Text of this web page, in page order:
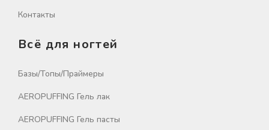
Контакты
Всё для ногтей
Базы/Топы/Праймеры
AEROPUFFING Гель лак
AEROPUFFING Гель пасты